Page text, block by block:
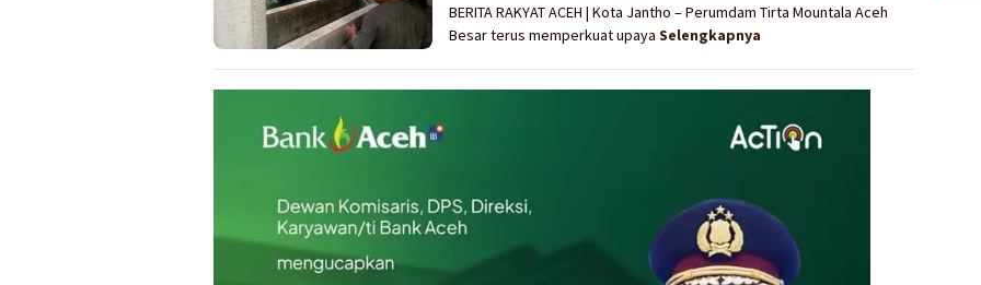
BERITA RAKYAT ACEH | Kota Jantho – Perumdam Tirta Mountala Aceh
Besar terus memperkuat upaya Selengkapnya